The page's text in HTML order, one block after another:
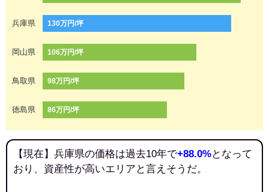
兵庫県 130万円/坪
岡山県 106万円/坪
鳥取県 98万円/坪
徳島県 86万円/坪
【現在】兵庫県の価格は過去10年で+88.0%となって
おり、資産性が高いエリアと言えそうだ。